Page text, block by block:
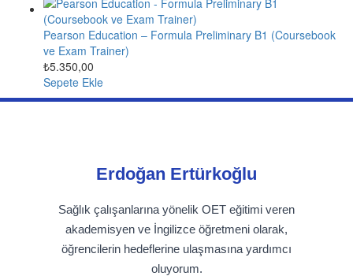
Pearson Education – Formula Preliminary B1 (Coursebook
ve Exam Trainer)
₺5.350,00
Sepete Ekle
Erdoğan Ertürkoğlu
Sağlık çalışanlarına yönelik OET eğitimi veren
akademisyen ve İngilizce öğretmeni olarak,
öğrencilerin hedeflerine ulaşmasına yardımcı
oluyorum.